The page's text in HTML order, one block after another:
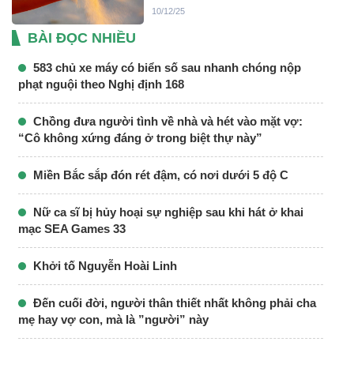
10/12/25
BÀI ĐỌC NHIỀU
583 chủ xe máy có biển số sau nhanh chóng nộp
phạt nguội theo Nghị định 168
Chồng đưa người tình về nhà và hét vào mặt vợ:
“Cô không xứng đáng ở trong biệt thự này”
Miền Bắc sắp đón rét đậm, có nơi dưới 5 độ C
Nữ ca sĩ bị hủy hoại sự nghiệp sau khi hát ở khai
mạc SEA Games 33
Khởi tố Nguyễn Hoài Linh
Đến cuối đời, người thân thiết nhất không phải cha
mẹ hay vợ con, mà là ”người” này